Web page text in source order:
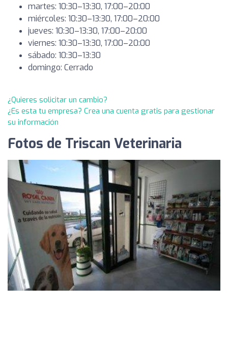
martes: 10:30–13:30, 17:00–20:00
miércoles: 10:30–13:30, 17:00–20:00
jueves: 10:30–13:30, 17:00–20:00
viernes: 10:30–13:30, 17:00–20:00
sábado: 10:30–13:30
domingo: Cerrado
¿Quieres solicitar un cambio?
¿Es esta tu empresa? Crea una cuenta gratis para gestionar
su información
Fotos de Triscan Veterinaria